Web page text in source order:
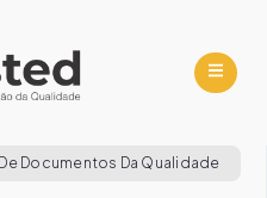
Documentos Da Qualidade